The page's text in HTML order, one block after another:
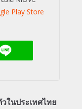
Play Store
วในประเทศไทย